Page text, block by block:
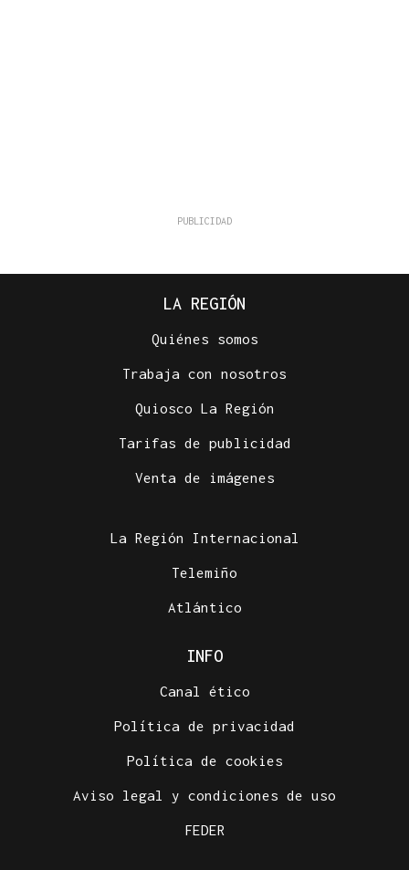
LA REGIÓN
Quiénes somos
Trabaja con nosotros
Quiosco La Región
Tarifas de publicidad
Venta de imágenes
La Región Internacional
Telemiño
Atlántico
INFO
Canal ético
Política de privacidad
Política de cookies
Aviso legal y condiciones de uso
FEDER